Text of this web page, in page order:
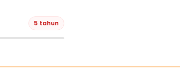
5 tahun